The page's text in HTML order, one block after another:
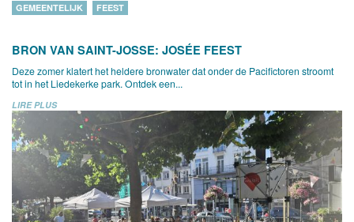
GEMEENTELIJK FEEST
BRON VAN SAINT-JOSSE: JOSÉE FEEST
Deze zomer klatert het heldere bronwater dat onder de Pacifictoren stroomt
tot in het Liedekerke park. Ontdek een...
LIRE PLUS